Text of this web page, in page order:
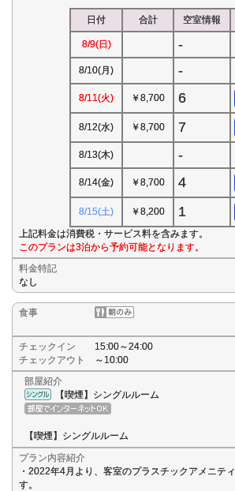
日付 合計 空室情報
8/9(日) -
8/10(月) -
8/11(火) ￥8,700 6
8/12(水) ￥8,700 7
8/13(木) -
8/14(金) ￥8,700 4
8/15(土) ￥8,200 1
上記料金は消費税・サービス料を含みます。
このプランは3泊から予約可能となります。
料金特記
なし
食事
チェックイン
15:00～24:00
チェックアウト
～10:00
部屋紹介
【喫煙】シングルルーム
【喫煙】シングルルーム
プラン内容紹介
・2022年4月より、客室のプラスチックアメニテ
す。